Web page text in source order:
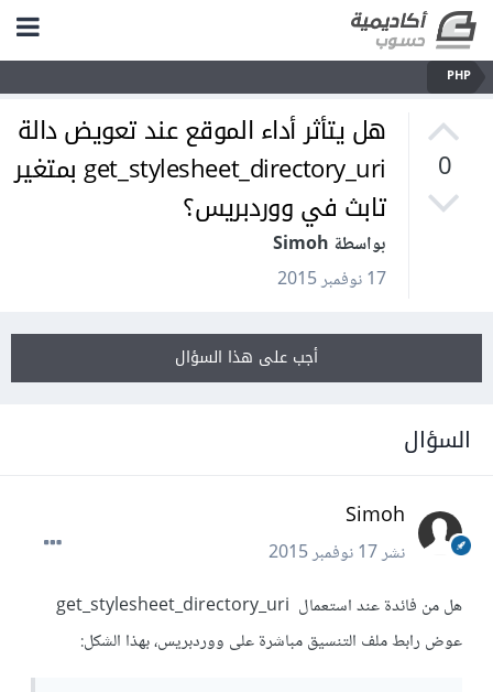
PHP
0
هل يتأثر أداء الموقع عند تعويض دالة
get_stylesheet_directory_uri بمتغير
تابث في ووردبريس؟
بواسطة Simoh
17 نوفمبر 2015
أجب على هذا السؤال
السؤال
Simoh
نشر17 نوفمبر 2015
هل من فائدة عند استعمال get_stylesheet_directory_uri
عوض رابط ملف التنسيق مباشرة على ووردبريس، بهذا الشكل: